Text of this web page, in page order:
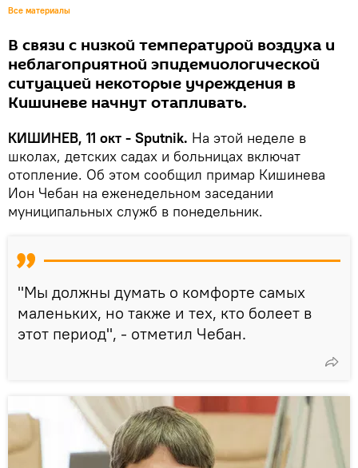
Все материалы
В связи с низкой температурой воздуха и
неблагоприятной эпидемиологической
ситуацией некоторые учреждения в
Кишиневе начнут отапливать.
КИШИНЕВ, 11 окт - Sputnik. На этой неделе в
школах, детских садах и больницах включат
отопление. Об этом сообщил примар Кишинева
Ион Чебан на еженедельном заседании
муниципальных служб в понедельник.
"Мы должны думать о комфорте самых
маленьких, но также и тех, кто болеет в
этот период", - отметил Чебан.